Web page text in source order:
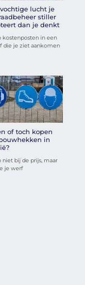
lucht je
stiller
dan je denkt
kostenposten in een
die je ziet aankomen
of toch kopen
in
niet bij de prijs, maar
je werf